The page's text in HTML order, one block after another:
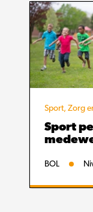
Sport, Zorg
Sport
BOL